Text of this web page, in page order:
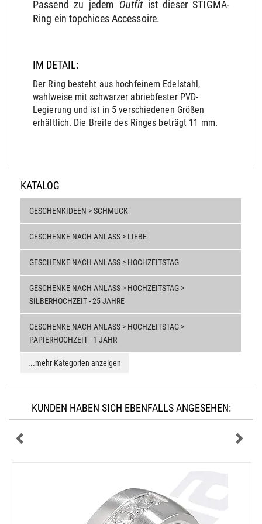
Passend zu jedem Outfitist dieser STIGMA-
Ring ein topchices Accessoire.
IM DETAIL:
Der Ring besteht aus hochfeinem Edelstahl,
wahlweise mit schwarzer abriebfester PVD-
Legierung und ist in 5 verschiedenen Größen
erhältlich. Die Breite des Ringes beträgt 11 mm.
KATALOG
GESCHENKIDEEN > SCHMUCK
GESCHENKE NACH ANLASS > LIEBE
GESCHENKE NACH ANLASS > HOCHZEITSTAG
GESCHENKE NACH ANLASS > HOCHZEITSTAG >
SILBERHOCHZEIT - 25 JAHRE
GESCHENKE NACH ANLASS > HOCHZEITSTAG >
PAPIERHOCHZEIT - 1 JAHR
...mehr Kategorien anzeigen
KUNDEN HABEN SICH EBENFALLS ANGESEHEN: